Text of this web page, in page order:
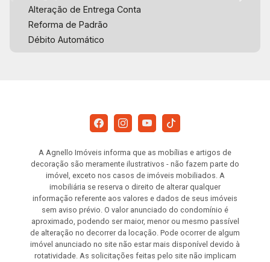
Alteração de Entrega Conta
Reforma de Padrão
Débito Automático
A Agnello Imóveis informa que as mobílias e artigos de
decoração são meramente ilustrativos - não fazem parte do
imóvel, exceto nos casos de imóveis mobiliados. A
imobiliária se reserva o direito de alterar qualquer
informação referente aos valores e dados de seus imóveis
sem aviso prévio. O valor anunciado do condomínio é
aproximado, podendo ser maior, menor ou mesmo passível
de alteração no decorrer da locação. Pode ocorrer de algum
imóvel anunciado no site não estar mais disponível devido à
rotatividade. As solicitações feitas pelo site não implicam